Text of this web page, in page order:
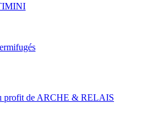
profit de ARCHE & RELAIS